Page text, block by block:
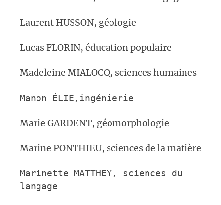
Laurent HUSSON, géologie
Lucas FLORIN, éducation populaire
Madeleine MIALOCQ, sciences humaines
Manon ÉLIE ,ingénierie
Marie GARDENT, géomorphologie
Marine PONTHIEU, sciences de la matière
Marinette MATTHEY, sciences du
langage